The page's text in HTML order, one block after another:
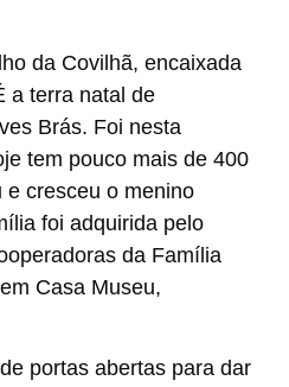
da Covilhã, encaixada
a terra natal de
Brás. Foi nesta
tem pouco mais de 400
e cresceu o menino
foi adquirida pelo
da Família
Casa Museu,
portas abertas para dar